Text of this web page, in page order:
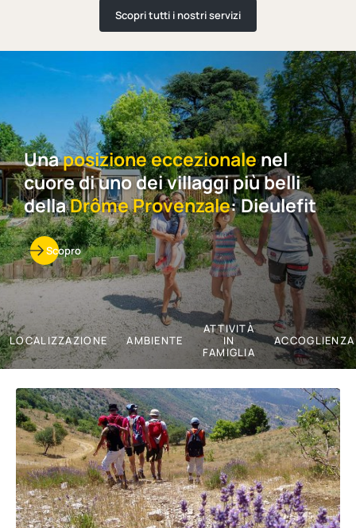
Scopri tutti i nostri servizi
LOCALIZZAZIONE AMBIENTE
ATTIVITÀ
IN
FAMIGLIA
ACCOGLIENZA
Unaposizione eccezionalenel
cuore di uno dei villaggi più belli
dellaDrôme Provenzale: Dieulefit
Scopro